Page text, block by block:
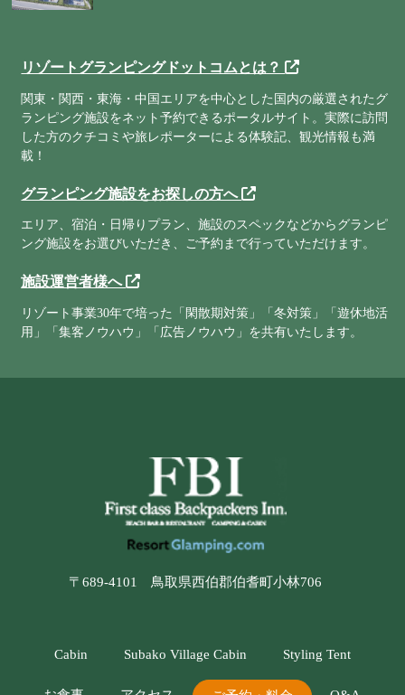
リゾートグランピングドットコムとは？
関東・関西・東海・中国エリアを中心とした国内の厳選されたグ
ランピング施設をネット予約できるポータルサイト。実際に訪問
した方のクチコミや旅レポーターによる体験記、観光情報も満
載！
グランピング施設をお探しの方へ
エリア、宿泊・日帰りプラン、施設のスペックなどからグランピ
ング施設をお選びいただき、ご予約まで行っていただけます。
施設運営者様へ
リゾート事業30年で培った「閑散期対策」「冬対策」「遊休地活
用」「集客ノウハウ」「広告ノウハウ」を共有いたします。
〒689-4101 鳥取県西伯郡伯耆町小林706
Cabin Subako Village Cabin Styling Tent